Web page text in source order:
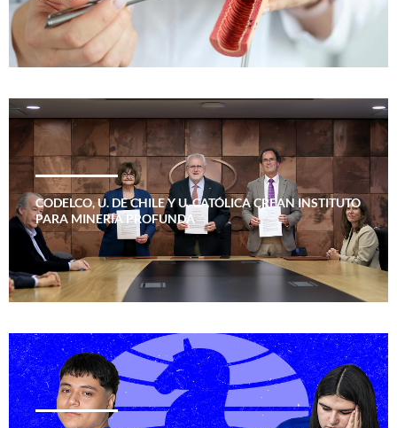
CODELCO, U. DE CHILE Y U. CATÓLICA CREAN INSTITUTO
PARA MINERÍA PROFUNDA